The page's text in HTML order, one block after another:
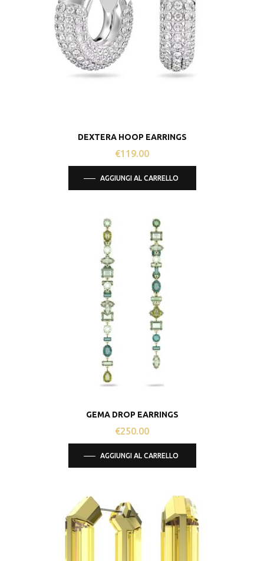
DEXTERA HOOP EARRINGS
€119.00
AGGIUNGI AL CARRELLO
GEMA DROP EARRINGS
€250.00
AGGIUNGI AL CARRELLO